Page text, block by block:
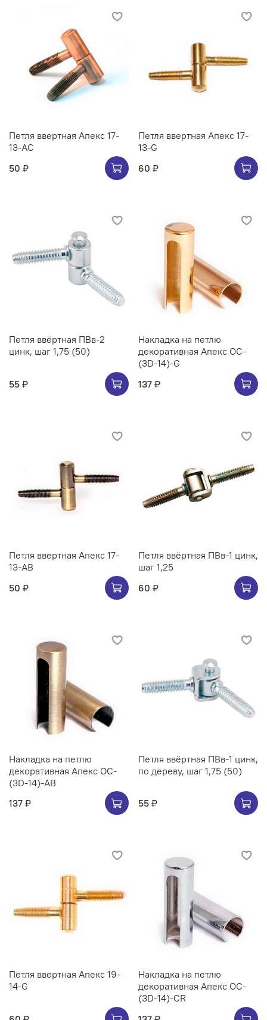
Петля ввертная Апекс 17-
13-AC
50 ₽
Петля ввертная Апекс 17-
13-G
60 ₽
Петля ввёртная ПВв-2
цинк, шаг 1,75 (50)
55 ₽
Накладка на петлю
декоративная Апекс OC-
(3D-14)-G
137 ₽
Петля ввертная Апекс 17-
13-AB
50 ₽
Петля ввёртная ПВв-1 цинк,
шаг 1,25
60 ₽
Накладка на петлю
декоративная Апекс OC-
(3D-14)-AB
137 ₽
Петля ввёртная ПВв-1 цинк,
по дереву, шаг 1,75 (50)
55 ₽
Петля ввертная Апекс 19-
14-G
Накладка на петлю
декоративная Апекс OC-
(3D-14)-CR